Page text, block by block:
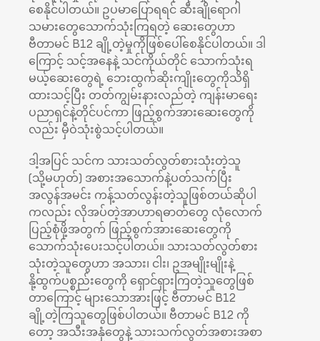
စေနိုင်ပါတယ်။ ဥပမာပြောရရင် ဆီးချိုရောဂါ
သမားတွေသောက်သုံးကြရတဲ့ ဆေးတွေဟာ
ဗီတာမင် B12 ချို့တဲ့မှုကိုဖြစ်ပေါ်စေနိုင်ပါတယ်။ ဒါ
ကြောင့် သင့်အနေနဲ့ သင်ကိုယ်တိုင် သောက်သုံးရ
မယ့်ဆေးတွေရဲ့ ဘေးထွက်ဆိုးကျိုးတွေကိုသိရှိ
ထားသင့်ပြီး တတ်ကျွမ်းနားလည်တဲ့ ကျန်းမာရေး
ပညာရှင်နဲ့တိုင်ပင်ကာ ဖြည့်စွက်အားဆေးတွေကို
လည်း မှီဝဲသုံးစွဲသင့်ပါတယ်။
ဒါ့အပြင် သင်က သားသတ်လွတ်စားသုံးတဲ့သူ
(သို့မဟုတ်) အစားအသောက်နဲ့ပတ်သက်ပြီး
အလွန်အမင်း ကန့်သတ်လွန်းတဲ့သူဖြစ်တယ်ဆိုပါ
ကလည်း လိုအပ်တဲ့အာဟာရဓာတ်တွေ လုံလောက်
ပြည့်စုံဖို့အတွက် ဖြည့်စွက်အားဆေးတွေကို
သောက်သုံးပေးသင့်ပါတယ်။ သားသတ်လွတ်စား
သုံးတဲ့သူတွေဟာ အသား၊ ငါး၊ ဥအမျိုးမျိုးနဲ့
နို့ထွက်ပစ္စည်းတွေကို ရှောင်ရှားကြတဲ့သူတွေဖြစ်
တာကြောင့် များသောအားဖြင့် ဗီတာမင် B12
ချို့တဲ့ကြသူတွေဖြစ်ပါတယ်။ ဗီတာမင် B12 ကို
တော့ အသီးအနှံတွေနဲ့ သားသက်လွတ်အစားအစာ